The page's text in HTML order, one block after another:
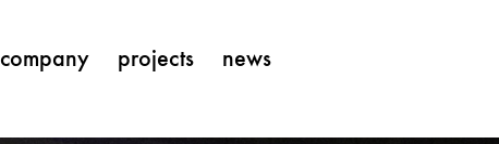
company projects news